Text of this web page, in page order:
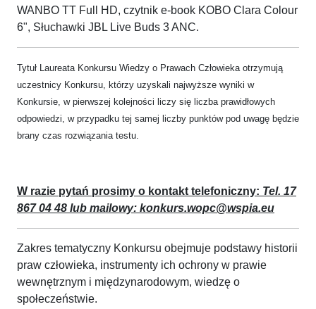
WANBO TT Full HD, czytnik e-book KOBO Clara Colour
6", Słuchawki JBL Live Buds 3 ANC.
Tytuł Laureata Konkursu Wiedzy o Prawach Człowieka otrzymują
uczestnicy Konkursu, którzy uzyskali najwyższe wyniki w
Konkursie, w pierwszej kolejności liczy się liczba prawidłowych
odpowiedzi, w przypadku tej samej liczby punktów pod uwagę będzie
brany czas rozwiązania testu.
W razie pytań prosimy o kontakt telefoniczny: Tel. 17
867 04 48 lub mailowy: konkurs.wopc@wspia.eu
Zakres tematyczny Konkursu obejmuje podstawy historii
praw człowieka, instrumenty ich ochrony w prawie
wewnętrznym i międzynarodowym, wiedzę o
społeczeństwie.